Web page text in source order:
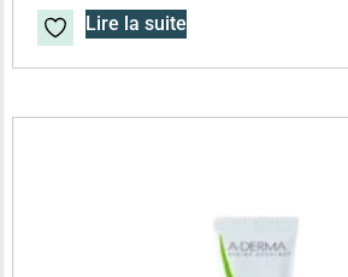
Lire la suite